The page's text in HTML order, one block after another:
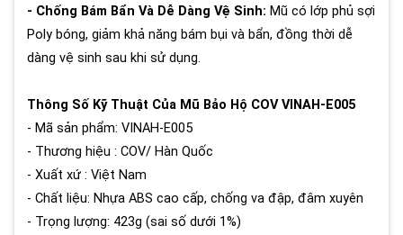
- Chống Bám Bẩn Và Dễ Dàng Vệ Sinh: Mũ có lớp phủ sợi
Poly bóng, giảm khả năng bám bụi và bẩn, đồng thời dễ
dàng vệ sinh sau khi sử dụng.
Thông Số Kỹ Thuật Của Mũ Bảo Hộ COV VINAH-E005
- Mã sản phẩm: VINAH-E005
- Thương hiệu : COV/ Hàn Quốc
- Xuất xứ : Việt Nam
- Chất liệu: Nhựa ABS cao cấp, chống va đập, đâm xuyên
- Trọng lượng: 423g (sai số dưới 1%)